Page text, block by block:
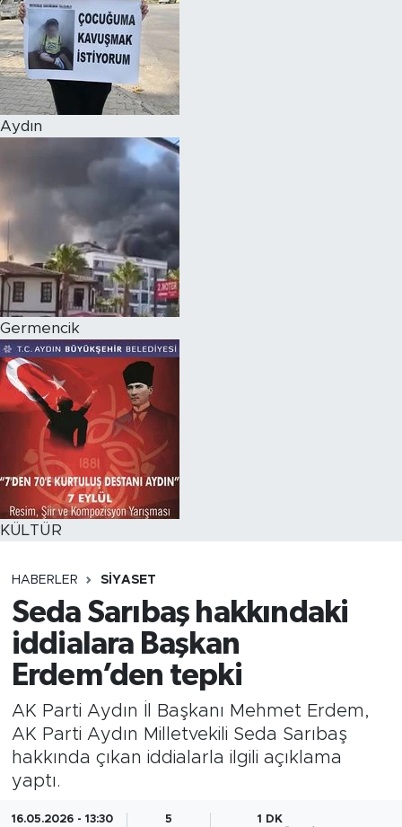
Aydın
Germencik
KÜLTÜR
HABERLER SİYASET
Seda Sarıbaş hakkındaki
iddialara Başkan
Erdem’den tepki
AK Parti Aydın İl Başkanı Mehmet Erdem,
AK Parti Aydın Milletvekili Seda Sarıbaş
hakkında çıkan iddialarla ilgili açıklama
yaptı.
16.05.2026 - 13:30 5 1 DK